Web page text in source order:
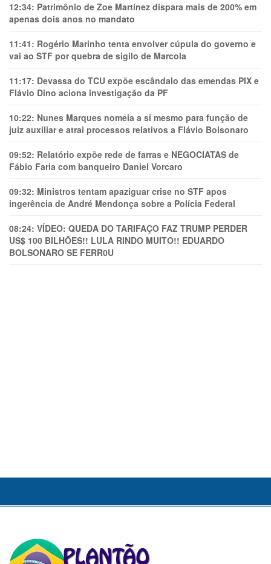
12:34: Patrimônio de Zoe Martínez dispara mais de 200% em
apenas dois anos no mandato
11:41: Rogério Marinho tenta envolver cúpula do governo e
vai ao STF por quebra de sigilo de Marcola
11:17: Devassa do TCU expõe escândalo das emendas PIX e
Flávio Dino aciona investigação da PF
10:22: Nunes Marques nomeia a si mesmo para função de
juiz auxiliar e atrai processos relativos a Flávio Bolsonaro
09:52: Relatório expõe rede de farras e NEGOCIATAS de
Fábio Faria com banqueiro Daniel Vorcaro
09:32: Ministros tentam apaziguar crise no STF apos
ingerência de André Mendonça sobre a Polícia Federal
08:24: VÍDEO: QUEDA DO TARIFAÇO FAZ TRUMP PERDER
US$ 100 BILHÕES!! LULA RINDO MUITO!! EDUARDO
BOLSONARO SE FERR0U